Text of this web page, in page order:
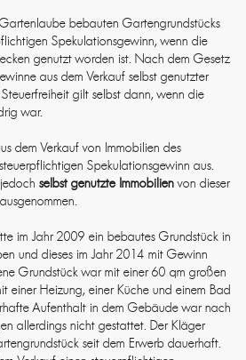
bebauten Gartengrundstücks
Spekulationsgewinn, wenn die
genutzt worden ist. Nach dem Gesetz
aus dem Verkauf selbst genutzter
Steuerfreiheit gilt selbst dann, wenn die
war.
dem Verkauf von Immobilien des
Spekulationsgewinn aus.
jedochselbst genutzte Immobilienvon dieser
im Jahr 2009 ein bebautes Grundstück in
und dieses im Jahr 2014 mit Gewinn
Grundstück war mit einer 60 qm großen
einer Heizung, einer Küche und einem Bad
Aufenthalt in dem Gebäude war nach
allerdings nicht gestattet. Der Kläger
seit dem Erwerb dauerhaft.